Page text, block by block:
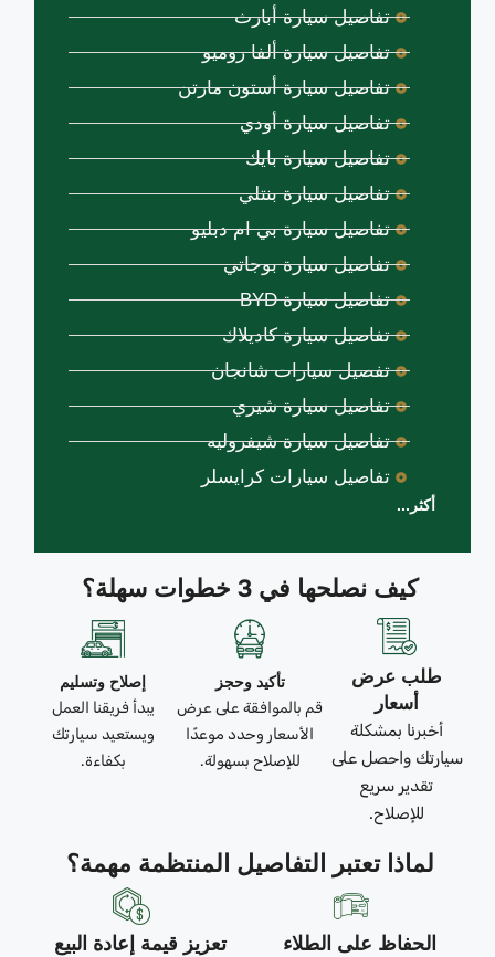
كيف نصلحها في 3 خطوات سهلة؟
طلب عرض
أسعار
أخبرنا بمشكلة
سيارتك واحصل على
تقدير سريع
للإصلاح.
تأكيد وحجز
قم بالموافقة على عرض
الأسعار وحدد موعدًا
للإصلاح بسهولة.
إصلاح وتسليم
يبدأ فريقنا العمل
ويستعيد سيارتك
بكفاءة.
لماذا تعتبر التفاصيل المنتظمة مهمة؟
الحفاظ على الطلاء تعزيز قيمة إعادة البيع
تفاصيل سيارة أبارث
تفاصيل سيارة ألفا روميو
تفاصيل سيارة أستون مارتن
تفاصيل سيارة أودي
تفاصيل سيارة بايك
تفاصيل سيارة بنتلي
تفاصيل سيارة بي ام دبليو
تفاصيل سيارة بوجاتي
تفاصيل سيارة BYD
تفاصيل سيارة كاديلاك
تفصيل سيارات شانجان
تفاصيل سيارة شيري
تفاصيل سيارة شيفروليه
تفاصيل سيارات كرايسلر
أكثر...